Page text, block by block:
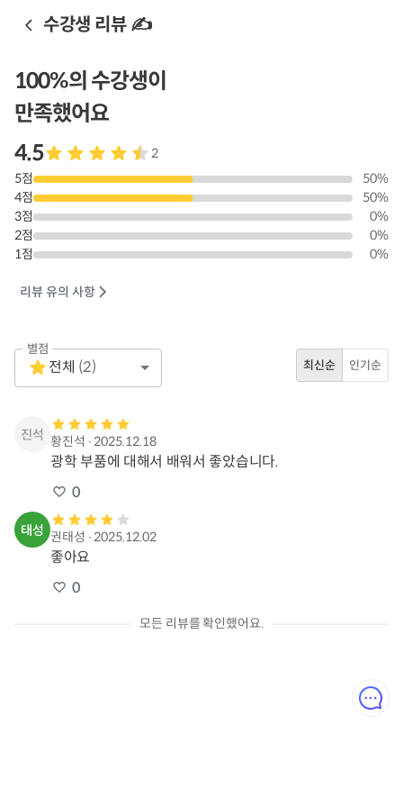
수강생 리뷰 ✍️
100%의 수강생이
만족했어요
4.5
2
5점 50%
4점 50%
3점 0%
2점 0%
1점 0%
리뷰 유의 사항
별점
1 Star
Empty
전체 (2) 최신순 인기순
황진석 ∙2025.12.18
광학 부품에 대해서 배워서 좋았습니다.
0
권태성 ∙2025.12.02
좋아요
0
모든 리뷰를 확인했어요.